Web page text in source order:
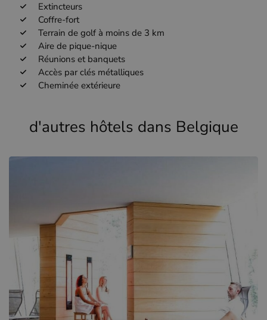
Extincteurs
Coffre-fort
Terrain de golf à moins de 3 km
Aire de pique-nique
Réunions et banquets
Accès par clés métalliques
Cheminée extérieure
d'autres hôtels dans Belgique